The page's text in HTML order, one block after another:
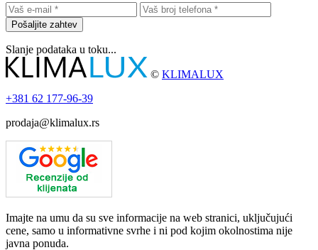
Pošaljite zahtev
Slanje podataka u toku...
© KLIMALUX
+381 62 177-96-39
prodaja@klimalux.rs
Imajte na umu da su sve informacije na web stranici, uključujući
cene, samo u informativne svrhe i ni pod kojim okolnostima nije
javna ponuda.